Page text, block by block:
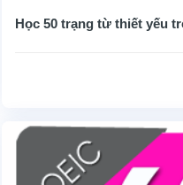
Học 50 trạng từ thiết yếu